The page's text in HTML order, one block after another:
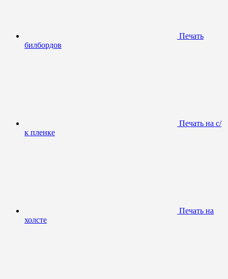
Печать
билбордов
Печать на с/
к пленке
Печать на
холсте